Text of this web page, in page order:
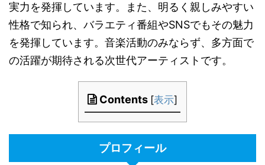
実力を発揮しています。また、明るく親しみやすい
性格で知られ、バラエティ番組やSNSでもその魅力
を発揮しています。音楽活動のみならず、多方面で
の活躍が期待される次世代アーティストです。
Contents [表示]
プロフィール